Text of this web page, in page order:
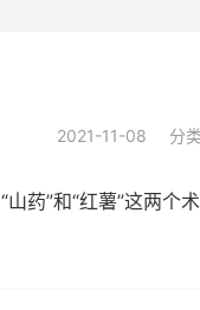
2021-11-08 分类
山药”和“红薯”这两个